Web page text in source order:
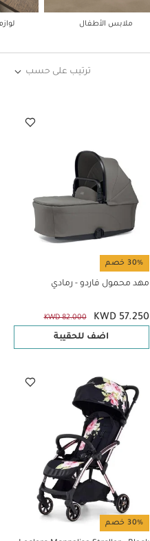
ملابس الأطفال
ترتيب على حسب
30% خصم
مهد محمول فاردو - رمادي
KWD 57.250
KWD 82.000
اضف للحقيبة
30% خصم